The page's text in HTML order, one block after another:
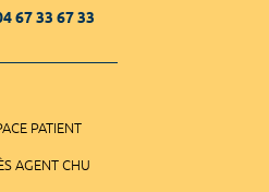
67 33 67 33
PATIENT
AGENT CHU